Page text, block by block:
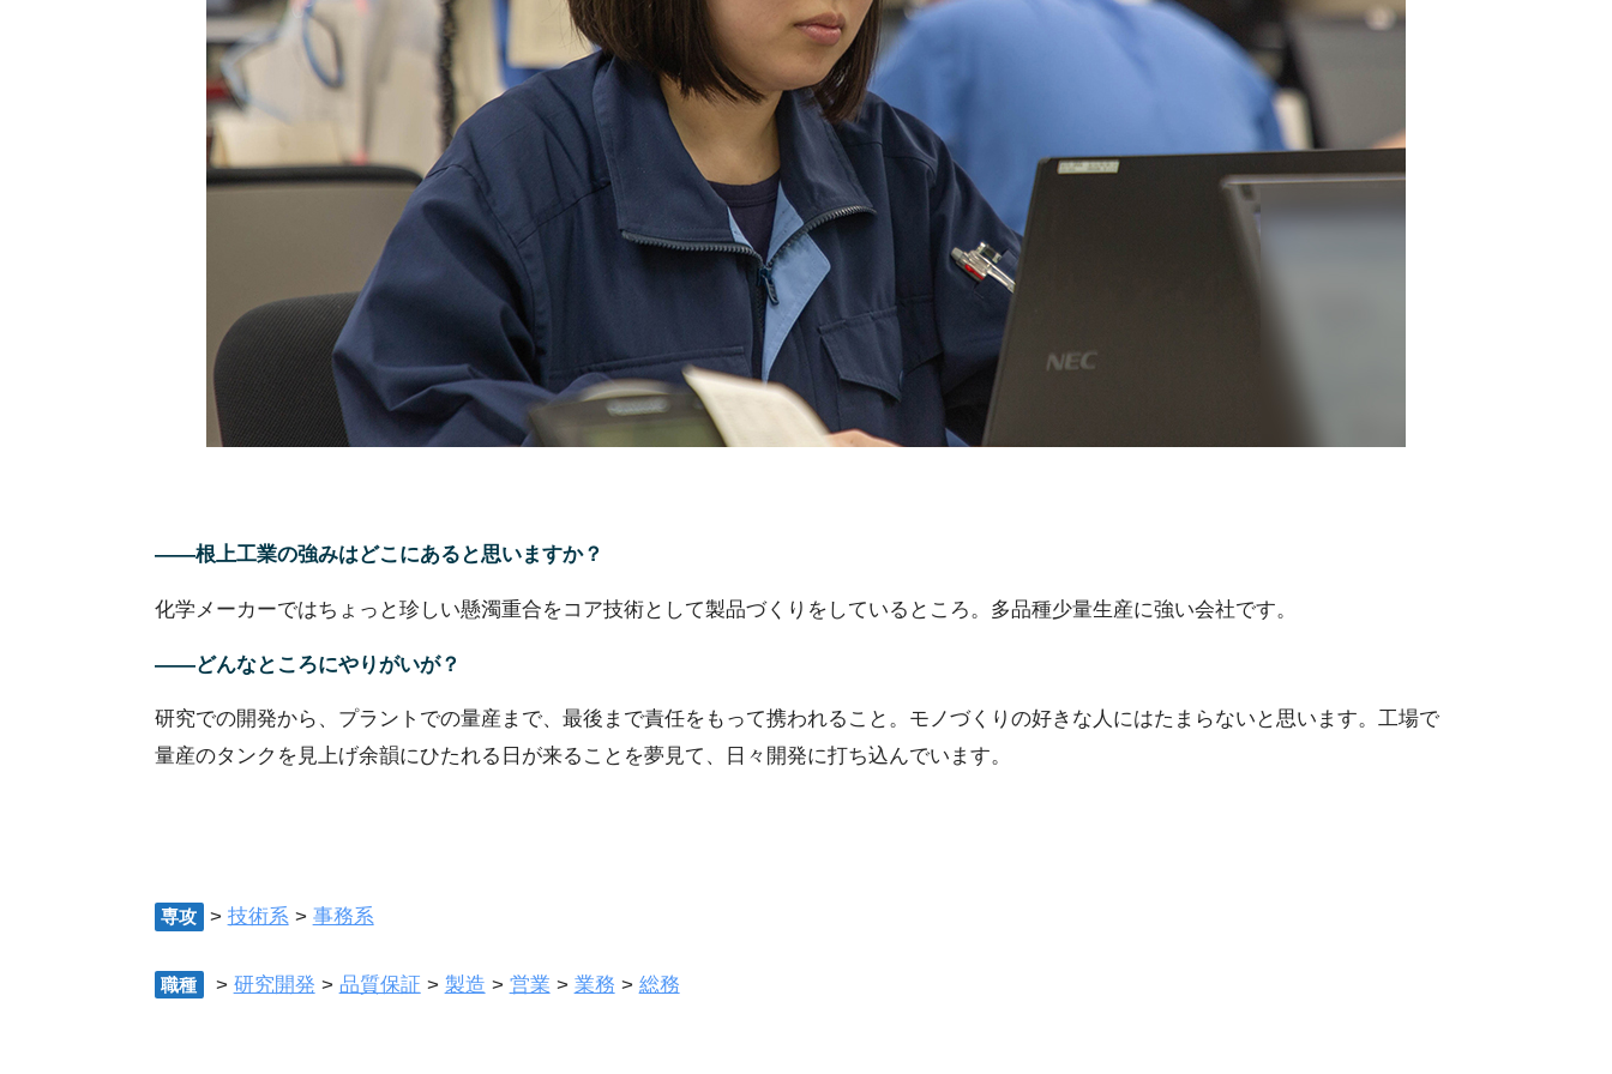
――根上工業の強みはどこにあると思いますか？
化学メーカーではちょっと珍しい懸濁重合をコア技術として製品づくりをしているところ。多品種少量生産に強い会社です。
――どんなところにやりがいが？
研究での開発から、プラントでの量産まで、最後まで責任をもって携われること。モノづくりの好きな人にはたまらないと思います。工場で
量産のタンクを見上げ余韻にひたれる日が来ることを夢見て、日々開発に打ち込んでいます。
専攻 > 技術系> 事務系
職種 > 研究開発 > 品質保証 > 製造 > 営業 > 業務 > 総務